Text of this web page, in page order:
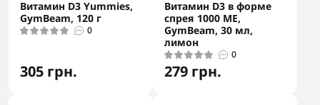
Витамин D3 Yummies,
GymBeam, 120 г
0
305 грн.
Витамин D3 в форме
спрея 1000 МЕ,
GymBeam, 30 мл,
лимон
0
279 грн.